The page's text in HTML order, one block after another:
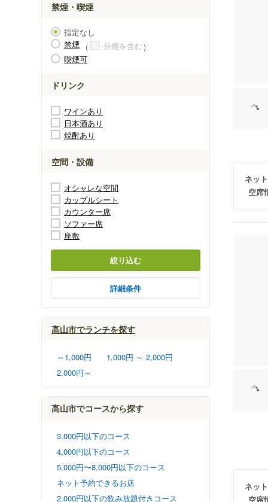
禁煙・喫煙
指定なし
禁煙
分煙を含む
喫煙可
ドリンク
ワインあり
日本酒あり
焼酎あり
空間・設備
オシャレな空間
カップルシート
カウンター席
ソファー席
座敷
絞り込む
詳細条件
高山市でランチを探す
～1,000円
1,000円 ～ 2,000円
2,000円～
高山市でコースから探す
3,000円以下のコース
4,000円以下のコース
5,000円〜8,000円以下のコース
ネット予約できるお店
2,000円以下の飲み放題付きコース
ネッ
空席
ネッ
空席